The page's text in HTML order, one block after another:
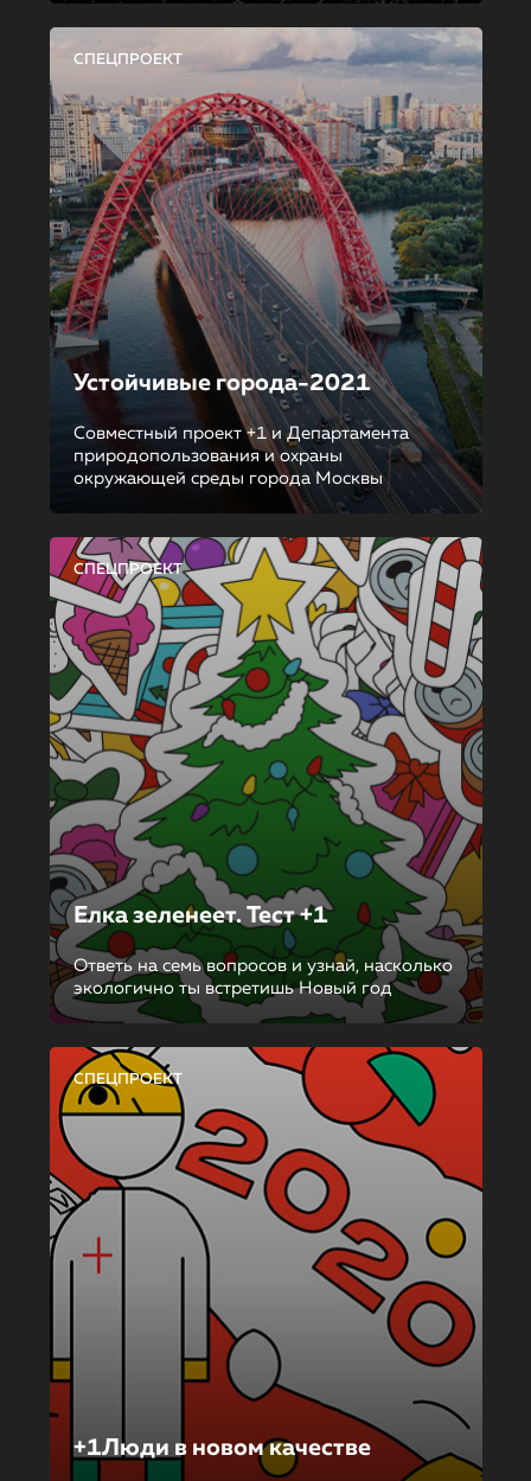
СПЕЦПРОЕКТ
Устойчивые города-2021
Совместный проект +1 и Департамента
природопользования и охраны
окружающей среды города Москвы
СПЕЦПРОЕКТ
Елка зеленеет. Тест +1
Ответь на семь вопросов и узнай, насколько
экологично ты встретишь Новый год
СПЕЦПРОЕКТ
+1Люди в новом качестве